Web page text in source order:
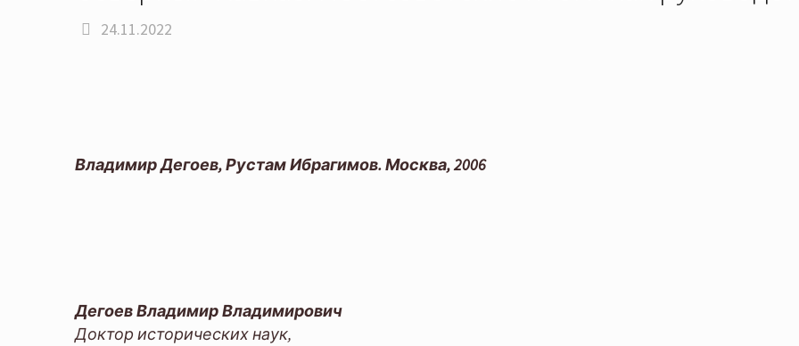
24.11.2022
Владимир Дегоев, Рустам Ибрагимов. Москва, 2006
Дегоев Владимир Владимирович
Доктор исторических наук,